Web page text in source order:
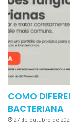
COMO
BACTERIANA
27 de outubro de